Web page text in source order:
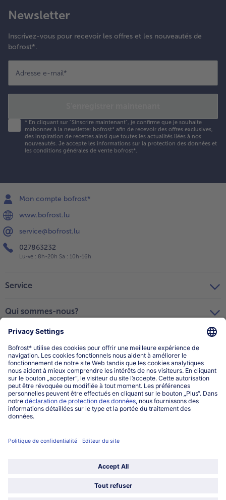
Newsletter
Inscrivez-vous pour recevoir les offres et les nouveautés de
bofrost*.
Adresse e-mail*
* En cliquant sur "Sinscrire maintenant", je confirme que je souhaite
mabonner à la newsletter bofrost* afin de recevoir des offres exclusives,
des inspiration de recettes ainsi que toutes les actualités liées à nos
nouveautés. Je accepte les informations sur la protection des données et
les conditions générales de vente bofrost*.
Mon compte bofrost*
www.bofrost.lu
service@bofrost.lu
027863232
Lu-ve : 8h-20h Sa : 10h-16h
Service
Qui sommes-nous?
Catégories
Sélectionner le pays / la langue